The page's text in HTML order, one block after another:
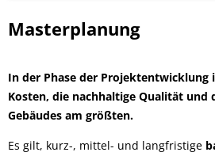
Masterplanung
In der Phase der Projektentwicklung
Kosten, die nachhaltige Qualität und
Gebäudes am größten.
Es gilt, kurz-, mittel- und langfristige